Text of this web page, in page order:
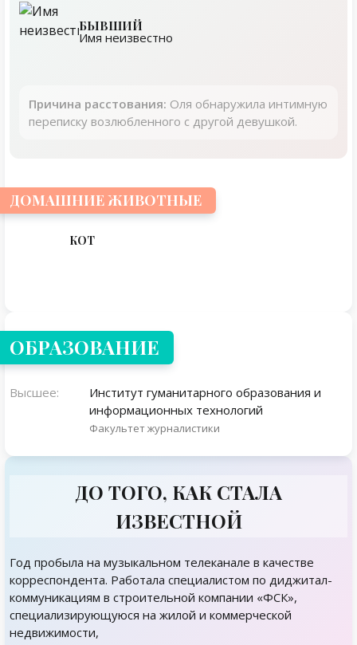
БЫВШИЙ
Имя неизвестно
Причина расстования: Оля обнаружила интимную
переписку возлюбленного с другой девушкой.
ДОМАШНИЕ ЖИВОТНЫЕ
КОТ
ОБРАЗОВАНИЕ
Высшее:
Институт гуманитарного образования и
информационных технологий
Факультет журналистики
ДО ТОГО, КАК СТАЛА
ИЗВЕСТНОЙ
Год пробыла на музыкальном телеканале в качестве
корреспондента. Работала специалистом по диджитал-
коммуникациям в строительной компании «ФСК»,
специализирующуюся на жилой и коммерческой
недвижимости,